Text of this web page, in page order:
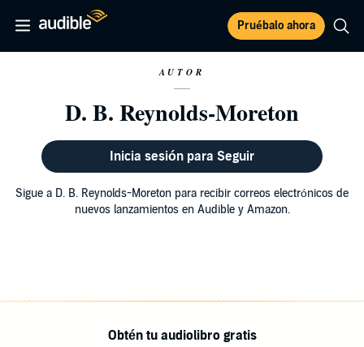
Pruébalo ahora
AUTOR
D. B. Reynolds-Moreton
Inicia sesión para Seguir
Sigue a D. B. Reynolds-Moreton para recibir correos electrónicos de
nuevos lanzamientos en Audible y Amazon.
Obtén tu audiolibro gratis